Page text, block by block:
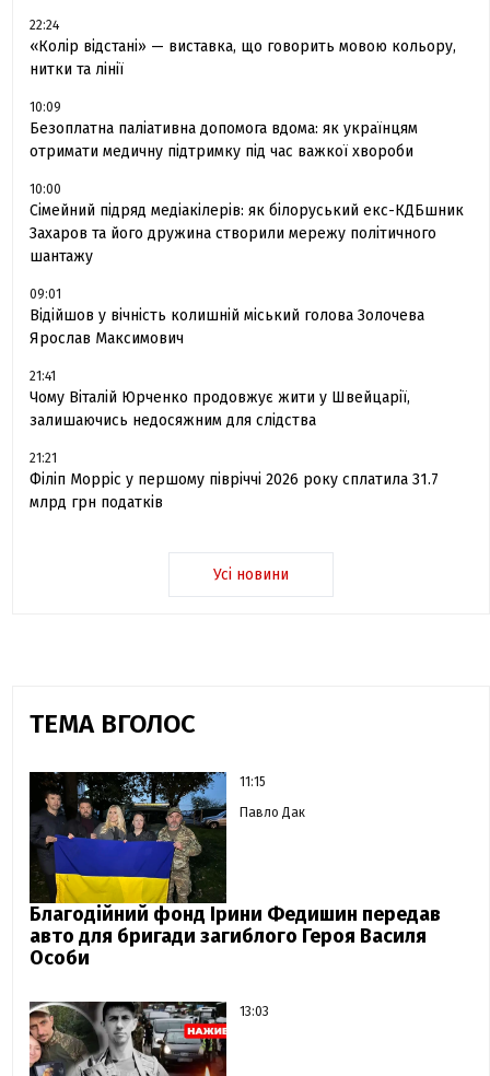
22:24
«Колір відстані» — виставка, що говорить мовою кольору,
нитки та лінії
10:09
Безоплатна паліативна допомога вдома: як українцям
отримати медичну підтримку під час важкої хвороби
10:00
Сімейний підряд медіакілерів: як білоруський екс-КДБшник
Захаров та його дружина створили мережу політичного
шантажу
09:01
Відійшов у вічність колишній міський голова Золочева
Ярослав Максимович
21:41
Чому Віталій Юрченко продовжує жити у Швейцарії,
залишаючись недосяжним для слідства
21:21
Філіп Морріс у першому півріччі 2026 року сплатила 31.7
млрд грн податків
Усі новини
ТЕМА ВГОЛОС
11:15
Павло Дак
Благодійний фонд Ірини Федишин передав
авто для бригади загиблого Героя Василя
Особи
13:03